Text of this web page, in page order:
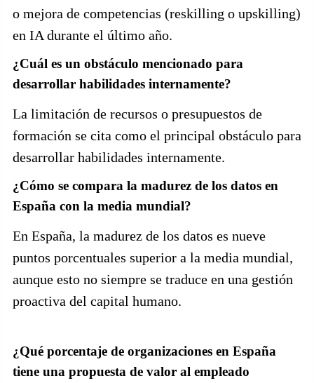
o mejora de competencias (reskilling o upskilling)
en IA durante el último año.
¿Cuál es un obstáculo mencionado para
desarrollar habilidades internamente?
La limitación de recursos o presupuestos de
formación se cita como el principal obstáculo para
desarrollar habilidades internamente.
¿Cómo se compara la madurez de los datos en
España con la media mundial?
En España, la madurez de los datos es nueve
puntos porcentuales superior a la media mundial,
aunque esto no siempre se traduce en una gestión
proactiva del capital humano.
¿Qué porcentaje de organizaciones en España
tiene una propuesta de valor al empleado